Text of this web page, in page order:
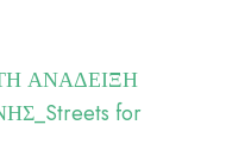
ΑΝΑΔΕΙΞΗ
for